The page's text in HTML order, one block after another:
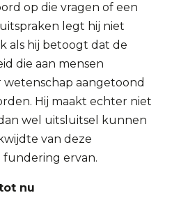
op die vragen of een
legt hij niet
als hij betoogt dat de
die aan mensen
aangetoond
Hij maakt echter niet
wel uitsluitsel kunnen
van deze
fundering ervan.
nu